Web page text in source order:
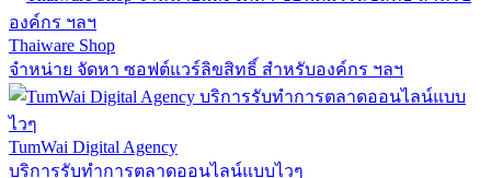
Thaiware Shop
จำหน่าย จัดหา ซอฟต์แวร์ลิขสิทธิ์ สำหรับองค์กร ฯลฯ
TumWai Digital Agency
บริการรับทำการตลาดออนไลน์แบบไวๆ